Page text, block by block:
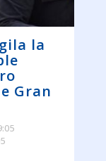
la
Gran